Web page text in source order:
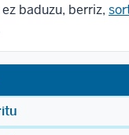
baduzu, berriz,